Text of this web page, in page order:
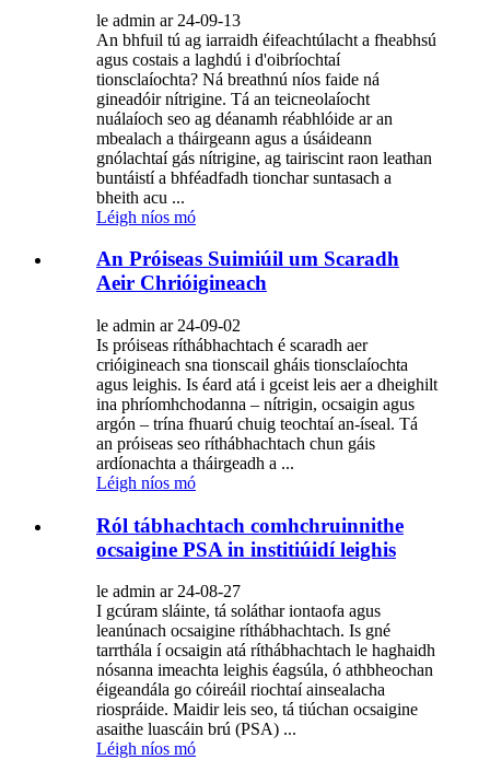
le admin ar 24-09-13
An bhfuil tú ag iarraidh éifeachtúlacht a fheabhsú
agus costais a laghdú i d'oibríochtaí
tionsclaíochta? Ná breathnú níos faide ná
gineadóir nítrigine. Tá an teicneolaíocht
nuálaíoch seo ag déanamh réabhlóide ar an
mbealach a tháirgeann agus a úsáideann
gnólachtaí gás nítrigine, ag tairiscint raon leathan
buntáistí a bhféadfadh tionchar suntasach a
bheith acu ...
Léigh níos mó
An Próiseas Suimiúil um Scaradh
Aeir Chrióigineach
le admin ar 24-09-02
Is próiseas ríthábhachtach é scaradh aer
crióigineach sna tionscail gháis tionsclaíochta
agus leighis. Is éard atá i gceist leis aer a dheighilt
ina phríomhchodanna – nítrigin, ocsaigin agus
argón – trína fhuarú chuig teochtaí an-íseal. Tá
an próiseas seo ríthábhachtach chun gáis
ardíonachta a tháirgeadh a ...
Léigh níos mó
Ról tábhachtach comhchruinnithe
ocsaigine PSA in institiúidí leighis
le admin ar 24-08-27
I gcúram sláinte, tá soláthar iontaofa agus
leanúnach ocsaigine ríthábhachtach. Is gné
tarrthála í ocsaigin atá ríthábhachtach le haghaidh
nósanna imeachta leighis éagsúla, ó athbheochan
éigeandála go cóireáil riochtaí ainsealacha
riospráide. Maidir leis seo, tá tiúchan ocsaigine
asaithe luascáin brú (PSA) ...
Léigh níos mó